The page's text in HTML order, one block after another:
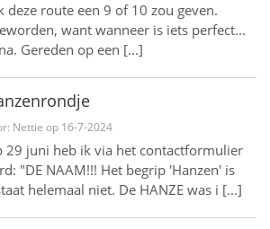
deze route een 9 of 10 zou geven.
want wanneer is iets perfect...
Gereden op een [...]
Nettie op 16-7-2024
29 juni heb ik via het contactformulier
"DE NAAM!!! Het begrip 'Hanzen' is
helemaal niet. De HANZE was i [...]